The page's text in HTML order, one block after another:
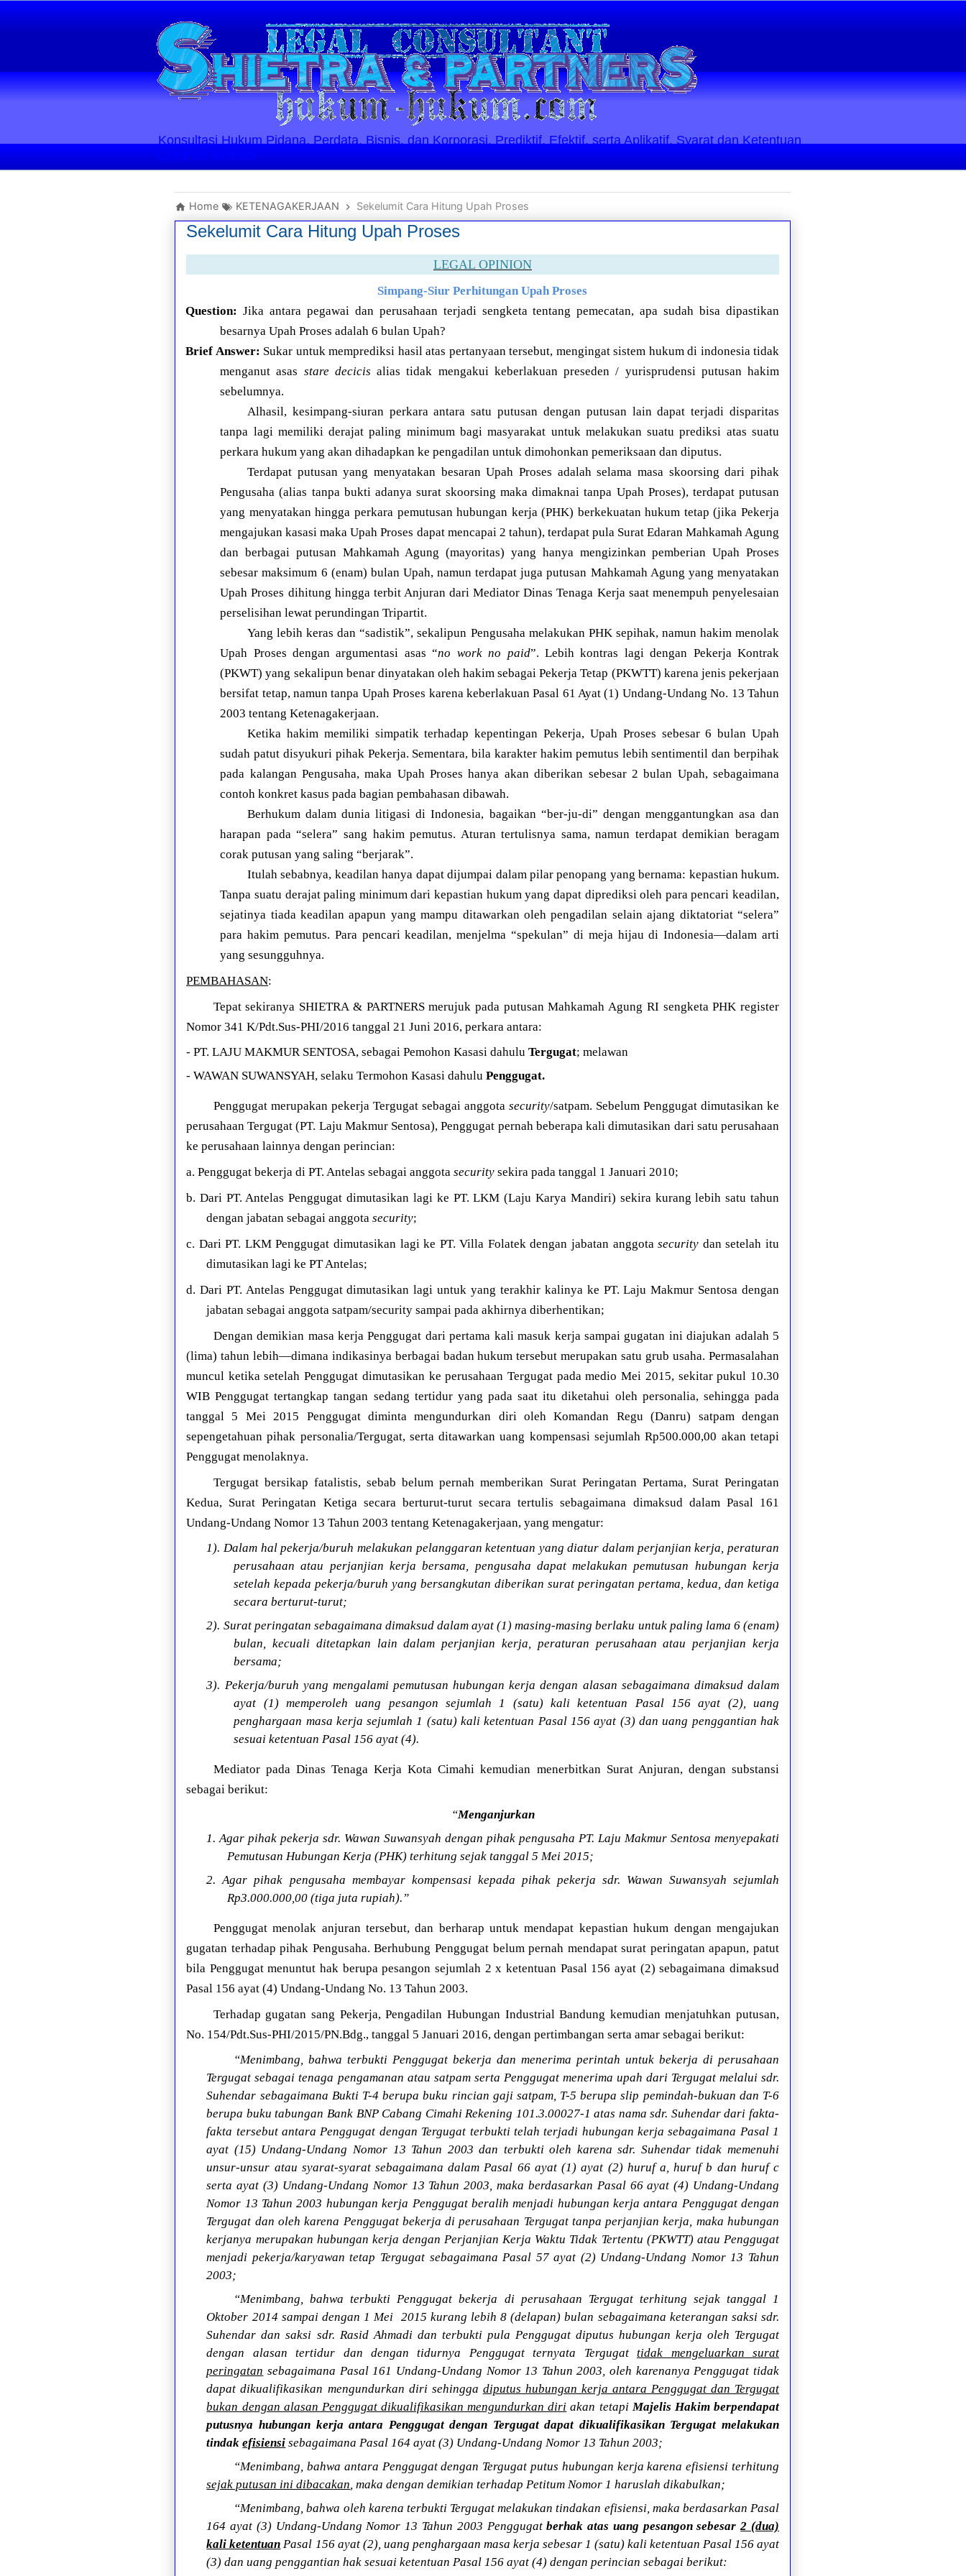
Konsultasi Hukum Pidana, Perdata, Bisnis, dan Korporasi. Prediktif, Efektif, serta Aplikatif. Syarat dan Ketentuan
Layanan Berlaku
Home KETENAGAKERJAAN Sekelumit Cara Hitung Upah Proses
Sekelumit Cara Hitung Upah Proses
LEGAL OPINION
Simpang-Siur Perhitungan Upah Proses
Question: Jika antara pegawai dan perusahaan terjadi sengketa tentang pemecatan, apa sudah bisa dipastikan
besarnya Upah Proses adalah 6 bulan Upah?
Brief Answer: Sukar untuk memprediksi hasil atas pertanyaan tersebut, mengingat sistem hukum di indonesia tidak
menganut asas stare decicis alias tidak mengakui keberlakuan preseden / yurisprudensi putusan hakim
sebelumnya.
Alhasil, kesimpang-siuran perkara antara satu putusan dengan putusan lain dapat terjadi disparitas
tanpa lagi memiliki derajat paling minimum bagi masyarakat untuk melakukan suatu prediksi atas suatu
perkara hukum yang akan dihadapkan ke pengadilan untuk dimohonkan pemeriksaan dan diputus.
Terdapat putusan yang menyatakan besaran Upah Proses adalah selama masa skoorsing dari pihak
Pengusaha (alias tanpa bukti adanya surat skoorsing maka dimaknai tanpa Upah Proses), terdapat putusan
yang menyatakan hingga perkara pemutusan hubungan kerja (PHK) berkekuatan hukum tetap (jika Pekerja
mengajukan kasasi maka Upah Proses dapat mencapai 2 tahun), terdapat pula Surat Edaran Mahkamah Agung
dan berbagai putusan Mahkamah Agung (mayoritas) yang hanya mengizinkan pemberian Upah Proses
sebesar maksimum 6 (enam) bulan Upah, namun terdapat juga putusan Mahkamah Agung yang menyatakan
Upah Proses dihitung hingga terbit Anjuran dari Mediator Dinas Tenaga Kerja saat menempuh penyelesaian
perselisihan lewat perundingan Tripartit.
Yang lebih keras dan “sadistik”, sekalipun Pengusaha melakukan PHK sepihak, namun hakim menolak
Upah Proses dengan argumentasi asas “no work no paid”. Lebih kontras lagi dengan Pekerja Kontrak
(PKWT) yang sekalipun benar dinyatakan oleh hakim sebagai Pekerja Tetap (PKWTT) karena jenis pekerjaan
bersifat tetap, namun tanpa Upah Proses karena keberlakuan Pasal 61 Ayat (1) Undang-Undang No. 13 Tahun
2003 tentang Ketenagakerjaan.
Ketika hakim memiliki simpatik terhadap kepentingan Pekerja, Upah Proses sebesar 6 bulan Upah
sudah patut disyukuri pihak Pekerja. Sementara, bila karakter hakim pemutus lebih sentimentil dan berpihak
pada kalangan Pengusaha, maka Upah Proses hanya akan diberikan sebesar 2 bulan Upah, sebagaimana
contoh konkret kasus pada bagian pembahasan dibawah.
Berhukum dalam dunia litigasi di Indonesia, bagaikan “ber-ju-di” dengan menggantungkan asa dan
harapan pada “selera” sang hakim pemutus. Aturan tertulisnya sama, namun terdapat demikian beragam
corak putusan yang saling “berjarak”.
Itulah sebabnya, keadilan hanya dapat dijumpai dalam pilar penopang yang bernama: kepastian hukum.
Tanpa suatu derajat paling minimum dari kepastian hukum yang dapat diprediksi oleh para pencari keadilan,
sejatinya tiada keadilan apapun yang mampu ditawarkan oleh pengadilan selain ajang diktatoriat “selera”
para hakim pemutus. Para pencari keadilan, menjelma “spekulan” di meja hijau di Indonesia—dalam arti
yang sesungguhnya.
PEMBAHASAN:
Tepat sekiranya SHIETRA & PARTNERS merujuk pada putusan Mahkamah Agung RI sengketa PHK register
Nomor 341 K/Pdt.Sus-PHI/2016 tanggal 21 Juni 2016, perkara antara:
- PT. LAJU MAKMUR SENTOSA, sebagai Pemohon Kasasi dahulu Tergugat; melawan
- WAWAN SUWANSYAH, selaku Termohon Kasasi dahulu Penggugat.
Penggugat merupakan pekerja Tergugat sebagai anggota security/satpam. Sebelum Penggugat dimutasikan ke
perusahaan Tergugat (PT. Laju Makmur Sentosa), Penggugat pernah beberapa kali dimutasikan dari satu perusahaan
ke perusahaan lainnya dengan perincian:
a. Penggugat bekerja di PT. Antelas sebagai anggota security sekira pada tanggal 1 Januari 2010;
b. Dari PT. Antelas Penggugat dimutasikan lagi ke PT. LKM (Laju Karya Mandiri) sekira kurang lebih satu tahun
dengan jabatan sebagai anggotasecurity;
c. Dari PT. LKM Penggugat dimutasikan lagi ke PT. Villa Folatek dengan jabatan anggotasecurity dan setelah itu
dimutasikan lagi ke PT Antelas;
d. Dari PT. Antelas Penggugat dimutasikan lagi untuk yang terakhir kalinya ke PT. Laju Makmur Sentosa dengan
jabatan sebagai anggota satpam/security sampai pada akhirnya diberhentikan;
Dengan demikian masa kerja Penggugat dari pertama kali masuk kerja sampai gugatan ini diajukan adalah 5
(lima) tahun lebih—dimana indikasinya berbagai badan hukum tersebut merupakan satu grub usaha. Permasalahan
muncul ketika setelah Penggugat dimutasikan ke perusahaan Tergugat pada medio Mei 2015, sekitar pukul 10.30
WIB Penggugat tertangkap tangan sedang tertidur yang pada saat itu diketahui oleh personalia, sehingga pada
tanggal 5 Mei 2015 Penggugat diminta mengundurkan diri oleh Komandan Regu (Danru) satpam dengan
sepengetahuan pihak personalia/Tergugat, serta ditawarkan uang kompensasi sejumlah Rp500.000,00 akan tetapi
Penggugat menolaknya.
Tergugat bersikap fatalistis, sebab belum pernah memberikan Surat Peringatan Pertama, Surat Peringatan
Kedua, Surat Peringatan Ketiga secara berturut-turut secara tertulis sebagaimana dimaksud dalam Pasal 161
Undang-Undang Nomor 13 Tahun 2003 tentang Ketenagakerjaan, yang mengatur:
1). Dalam hal pekerja/buruh melakukan pelanggaran ketentuan yang diatur dalam perjanjian kerja, peraturan
perusahaan atau perjanjian kerja bersama, pengusaha dapat melakukan pemutusan hubungan kerja
setelah kepada pekerja/buruh yang bersangkutan diberikan surat peringatan pertama, kedua, dan ketiga
secara berturut-turut;
2). Surat peringatan sebagaimana dimaksud dalam ayat (1) masing-masing berlaku untuk paling lama 6 (enam)
bulan, kecuali ditetapkan lain dalam perjanjian kerja, peraturan perusahaan atau perjanjian kerja
bersama;
3). Pekerja/buruh yang mengalami pemutusan hubungan kerja dengan alasan sebagaimana dimaksud dalam
ayat (1) memperoleh uang pesangon sejumlah 1 (satu) kali ketentuan Pasal 156 ayat (2), uang
penghargaan masa kerja sejumlah 1 (satu) kali ketentuan Pasal 156 ayat (3) dan uang penggantian hak
sesuai ketentuan Pasal 156 ayat (4).
Mediator pada Dinas Tenaga Kerja Kota Cimahi kemudian menerbitkan Surat Anjuran, dengan substansi
sebagai berikut:
“Menganjurkan
1. Agar pihak pekerja sdr. Wawan Suwansyah dengan pihak pengusaha PT. Laju Makmur Sentosa menyepakati
Pemutusan Hubungan Kerja (PHK) terhitung sejak tanggal 5 Mei 2015;
2. Agar pihak pengusaha membayar kompensasi kepada pihak pekerja sdr. Wawan Suwansyah sejumlah
Rp3.000.000,00 (tiga juta rupiah).”
Penggugat menolak anjuran tersebut, dan berharap untuk mendapat kepastian hukum dengan mengajukan
gugatan terhadap pihak Pengusaha. Berhubung Penggugat belum pernah mendapat surat peringatan apapun, patut
bila Penggugat menuntut hak berupa pesangon sejumlah 2 x ketentuan Pasal 156 ayat (2) sebagaimana dimaksud
Pasal 156 ayat (4) Undang-Undang No. 13 Tahun 2003.
Terhadap gugatan sang Pekerja, Pengadilan Hubungan Industrial Bandung kemudian menjatuhkan putusan,
No. 154/Pdt.Sus-PHI/2015/PN.Bdg., tanggal 5 Januari 2016, dengan pertimbangan serta amar sebagai berikut:
“Menimbang, bahwa terbukti Penggugat bekerja dan menerima perintah untuk bekerja di perusahaan
Tergugat sebagai tenaga pengamanan atau satpam serta Penggugat menerima upah dari Tergugat melalui sdr.
Suhendar sebagaimana Bukti T-4 berupa buku rincian gaji satpam, T-5 berupa slip pemindah-bukuan dan T-6
berupa buku tabungan Bank BNP Cabang Cimahi Rekening 101.3.00027-1 atas nama sdr. Suhendar dari fakta-
fakta tersebut antara Penggugat dengan Tergugat terbukti telah terjadi hubungan kerja sebagaimana Pasal 1
ayat (15) Undang-Undang Nomor 13 Tahun 2003 dan terbukti oleh karena sdr. Suhendar tidak memenuhi
unsur-unsur atau syarat-syarat sebagaimana dalam Pasal 66 ayat (1) ayat (2) huruf a, huruf b dan huruf c
serta ayat (3) Undang-Undang Nomor 13 Tahun 2003, maka berdasarkan Pasal 66 ayat (4) Undang-Undang
Nomor 13 Tahun 2003 hubungan kerja Penggugat beralih menjadi hubungan kerja antara Penggugat dengan
Tergugat dan oleh karena Penggugat bekerja di perusahaan Tergugat tanpa perjanjian kerja, maka hubungan
kerjanya merupakan hubungan kerja dengan Perjanjian Kerja Waktu Tidak Tertentu (PKWTT) atau Penggugat
menjadi pekerja/karyawan tetap Tergugat sebagaimana Pasal 57 ayat (2) Undang-Undang Nomor 13 Tahun
2003;
“Menimbang, bahwa terbukti Penggugat bekerja di perusahaan Tergugat terhitung sejak tanggal 1
Oktober 2014 sampai dengan 1 Mei 2015 kurang lebih 8 (delapan) bulan sebagaimana keterangan saksi sdr.
Suhendar dan saksi sdr. Rasid Ahmadi dan terbukti pula Penggugat diputus hubungan kerja oleh Tergugat
dengan alasan tertidur dan dengan tidurnya Penggugat ternyata Tergugattidak mengeluarkan surat
peringatan sebagaimana Pasal 161 Undang-Undang Nomor 13 Tahun 2003, oleh karenanya Penggugat tidak
dapat dikualifikasikan mengundurkan diri sehingga diputus hubungan kerja antara Penggugat dan Tergugat
bukan dengan alasan Penggugat dikualifikasikan mengundurkan diri akan tetapiMajelis Hakim berpendapat
putusnya hubungan kerja antara Penggugat dengan Tergugat dapat dikualifikasikan Tergugat melakukan
tindakefisiensi sebagaimana Pasal 164 ayat (3) Undang-Undang Nomor 13 Tahun 2003;
“Menimbang, bahwa antara Penggugat dengan Tergugat putus hubungan kerja karena efisiensi terhitung
sejak putusan ini dibacakan, maka dengan demikian terhadap Petitum Nomor 1 haruslah dikabulkan;
“Menimbang, bahwa oleh karena terbukti Tergugat melakukan tindakan efisiensi, maka berdasarkan Pasal
164 ayat (3) Undang-Undang Nomor 13 Tahun 2003 Penggugatberhak atas uang pesangon sebesar2 (dua)
kali ketentuan Pasal 156 ayat (2), uang penghargaan masa kerja sebesar 1 (satu) kali ketentuan Pasal 156 ayat
(3) dan uang penggantian hak sesuai ketentuan Pasal 156 ayat (4) dengan perincian sebagai berikut: